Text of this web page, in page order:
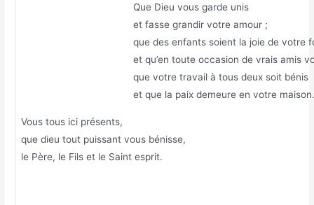
Que Dieu vous garde unis
et fasse grandir votre amour ;
que des enfants soient la joie de votre
et qu’en toute occasion de vrais amis
que votre travail à tous deux soit bénis
et que la paix demeure en votre
Vous tous ici présents,
que dieu tout puissant vous bénisse,
le Père, le Fils et le Saint esprit.